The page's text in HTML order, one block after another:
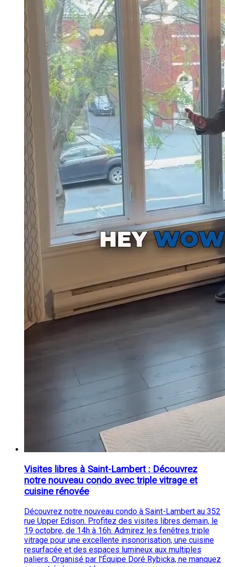
Visites libres à Saint-Lambert : Découvrez
notre nouveau condo avec triple vitrage et
cuisine rénovée
Découvrez notre nouveau condo à Saint-Lambert au 352
rue Upper Edison. Profitez des visites libres demain, le
19 octobre, de 14h à 16h. Admirez les fenêtres triple
vitrage pour une excellente insonorisation, une cuisine
resurfacée et des espaces lumineux aux multiples
paliers. Organisé par l'Équipe Doré Rybicka, ne manquez